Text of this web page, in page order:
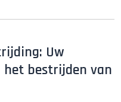
Uw
bestrijden van